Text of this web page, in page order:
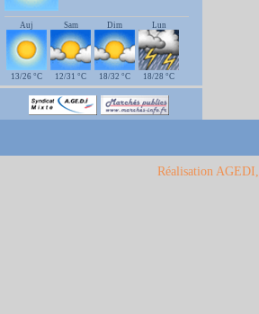
Auj
13/26 °C
Sam
12/31 °C
Dim
18/32 °C
Lun
18/28 °C
Réalisation AGEDI,